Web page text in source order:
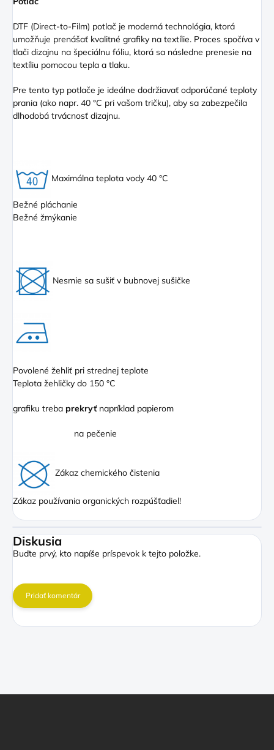
DTF (Direct-to-Film) potlač je moderná technológia, ktorá
umožňuje prenášať kvalitné grafiky na textílie. Proces spočíva v
tlači dizajnu na špeciálnu fóliu, ktorá sa následne prenesie na
textíliu pomocou tepla a tlaku.
Pre tento typ potlače je ideálne dodržiavať odporúčané teploty
prania (ako napr. 40 °C pri vašom tričku), aby sa zabezpečila
dlhodobá trvácnosť dizajnu.
Maximálna teplota vody 40 °C
Bežné pláchanie
Bežné žmýkanie
Nesmie sa sušiť v bubnovej sušičke
Povolené žehliť pri strednej teplote
Teplota žehličky do 150 °C
grafiku treba prekryť napríklad papierom
na pečenie
Zákaz chemického čistenia
Zákaz používania organických rozpúšťadiel!
Diskusia
Buďte prvý, kto napíše príspevok k tejto položke.
Pridať komentár